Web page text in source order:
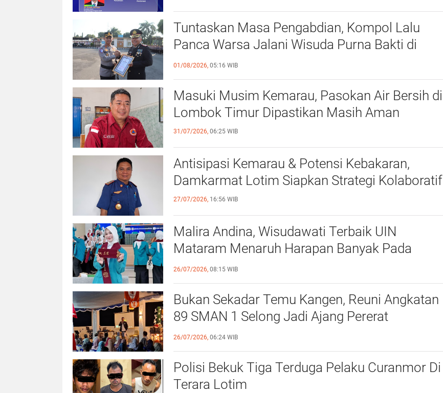
Tuntaskan Masa Pengabdian, Kompol Lalu
Panca Warsa Jalani Wisuda Purna Bakti di
Polres Lombok Timur
01/08/2026, 05:16 WIB
Masuki Musim Kemarau, Pasokan Air Bersih di
Lombok Timur Dipastikan Masih Aman
31/07/2026, 06:25 WIB
Antisipasi Kemarau & Potensi Kebakaran,
Damkarmat Lotim Siapkan Strategi Kolaboratif
27/07/2026, 16:56 WIB
Malira Andina, Wisudawati Terbaik UIN
Mataram Menaruh Harapan Banyak Pada
Pemerintah Daerah
26/07/2026, 08:15 WIB
Bukan Sekadar Temu Kangen, Reuni Angkatan
89 SMAN 1 Selong Jadi Ajang Pererat
Persaudaraan
26/07/2026, 06:24 WIB
Polisi Bekuk Tiga Terduga Pelaku Curanmor Di
Terara Lotim